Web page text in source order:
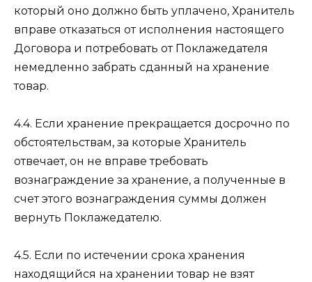
который оно должно быть уплачено, Хранитель
вправе отказаться от исполнения настоящего
Договора и потребовать от Поклажедателя
немедленно забрать сданный на хранение
товар.
4.4. Если хранение прекращается досрочно по
обстоятельствам, за которые Хранитель
отвечает, он не вправе требовать
вознаграждение за хранение, а полученные в
счет этого вознаграждения суммы должен
вернуть Поклажедателю.
4.5. Если по истечении срока хранения
находящийся на хранении товар не взят